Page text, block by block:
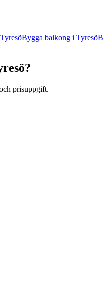
TyresöBygga balkong i Tyresö
?
prisuppgift.